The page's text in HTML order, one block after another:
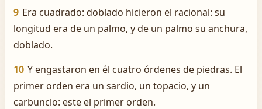
9 Era cuadrado: doblado hicieron el racional: su
longitud era de un palmo, y de un palmo su anchura,
doblado.
10 Y engastaron en él cuatro órdenes de piedras. El
primer orden era un sardio, un topacio, y un
carbunclo: este el primer orden.